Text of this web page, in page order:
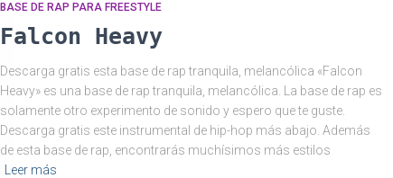
BASE DE RAP PARA FREESTYLE
Falcon Heavy
Descarga gratis esta base de rap tranquila, melancólica «Falcon
Heavy» es una base de rap tranquila, melancólica. La base de rap es
solamente otro experimento de sonido y espero que te guste.
Descarga gratis este instrumental de hip-hop más abajo. Además
de esta base de rap, encontrarás muchísimos más estilos
Leer más